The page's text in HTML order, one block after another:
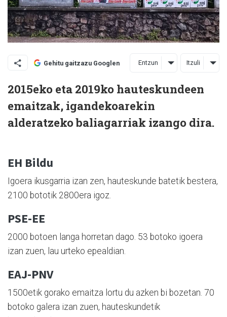
Gehitu gaitzazu Googlen Entzun Itzuli
2015eko eta 2019ko hauteskundeen
emaitzak, igandekoarekin
alderatzeko baliagarriak izango dira.
EH Bildu
Igoera ikusgarria izan zen, hauteskunde batetik bestera,
2100 bototik 2800era igoz.
PSE-EE
2000 botoen langa horretan dago. 53 botoko igoera
izan zuen, lau urteko epealdian.
EAJ-PNV
1500etik gorako emaitza lortu du azken bi bozetan. 70
botoko galera izan zuen, hauteskundetik